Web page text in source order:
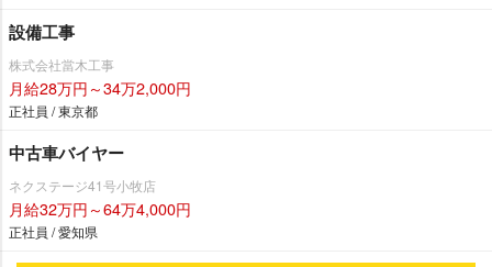
設備工事
株式会社當木工事
月給28万円～34万2,000円
正社員 / 東京都
中古車バイヤー
ネクステージ41号小牧店
月給32万円～64万4,000円
正社員 / 愛知県